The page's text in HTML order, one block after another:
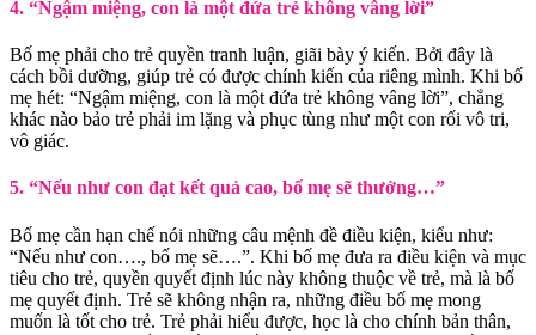
4. “Ngậm miệng, con là một đứa trẻ không vâng lời”
Bố mẹ phải cho trẻ quyền tranh luận, giãi bày ý kiến. Bởi đây là
cách bồi dưỡng, giúp trẻ có được chính kiến của riêng mình. Khi bố
mẹ hét: “Ngậm miệng, con là một đứa trẻ không vâng lời”, chẳng
khác nào bảo trẻ phải im lặng và phục tùng như một con rối vô tri,
vô giác.
5. “Nếu như con đạt kết quả cao, bố mẹ sẽ thưởng…”
Bố mẹ cần hạn chế nói những câu mệnh đề điều kiện, kiểu như:
“Nếu như con…., bố mẹ sẽ….”. Khi bố mẹ đưa ra điều kiện và mục
tiêu cho trẻ, quyền quyết định lúc này không thuộc về trẻ, mà là bố
mẹ quyết định. Trẻ sẽ không nhận ra, những điều bố mẹ mong
muốn là tốt cho trẻ. Trẻ phải hiểu được, học là cho chính bản thân,